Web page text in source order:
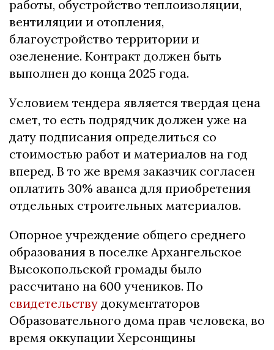
работы, обустройство теплоизоляции,
вентиляции и отопления,
благоустройство территории и
озеленение. Контракт должен быть
выполнен до конца 2025 года.
Условием тендера является твердая цена
смет, то есть подрядчик должен уже на
дату подписания определиться со
стоимостью работ и материалов на год
вперед. В то же время заказчик согласен
оплатить 30% аванса для приобретения
отдельных строительных материалов.
Опорное учреждение общего среднего
образования в поселке Архангельское
Высокопольской громады было
рассчитано на 600 учеников. По
свидетельству документаторов
Образовательного дома прав человека, во
время оккупации Херсонщины